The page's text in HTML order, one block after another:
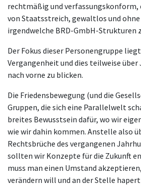
rechtmäßig und verfassungskonform,
von Staatsstreich, gewaltlos und
irgendwelche BRD-GmbH-Strukturen
Der Fokus dieser Personengruppe
Vergangenheit und dies teilweise
nach vorne zu blicken.
Die Friedensbewegung (und die
Gruppen, die sich eine Parallelwelt
breites Bewusstsein dafür, wo wir
wie wir dahin kommen. Anstelle also
Rechtsbrüche des vergangenen
sollten wir Konzepte für die Zukunft
muss man einen Umstand
verändern will und an der Stelle hapert